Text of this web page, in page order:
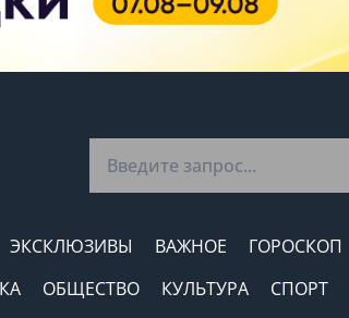
ЭКСКЛЮЗИВЫ ВАЖНОЕ ГОРОСКОП
ОБЩЕСТВО КУЛЬТУРА СПОРТ